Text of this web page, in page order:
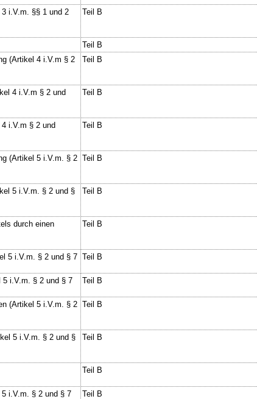
i.V.m. §§ 1 und 2
Teil B
Teil B
(Artikel 4 i.V.m § 2
Teil B
4 i.V.m § 2 und
Teil B
i.V.m § 2 und
Teil B
(Artikel 5 i.V.m. § 2 Teil B
5 i.V.m. § 2 und §
Teil B
durch einen
Teil B
5 i.V.m. § 2 und § 7 Teil B
5 i.V.m. § 2 und § 7
Teil B
(Artikel 5 i.V.m. § 2 Teil B
5 i.V.m. § 2 und §
Teil B
Teil B
i.V.m. § 2 und § 7
Teil B